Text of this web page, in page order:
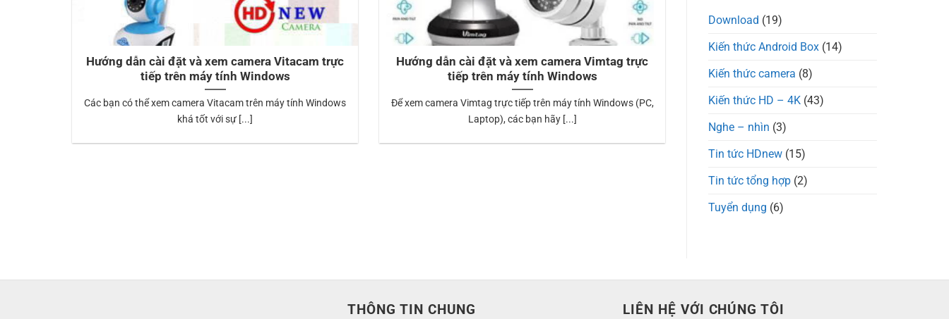
Hướng dẫn cài đặt và xem camera Vitacam trực
tiếp trên máy tính Windows
Các bạn có thể xem camera Vitacam trên máy tính Windows
khá tốt với sự [...]
Hướng dẫn cài đặt và xem camera Vimtag trực
tiếp trên máy tính Windows
Để xem camera Vimtag trực tiếp trên máy tính Windows (PC,
Laptop), các bạn hãy [...]
Download (19)
Kiến thức Android Box (14)
Kiến thức camera (8)
Kiến thức HD – 4K (43)
Nghe – nhìn (3)
Tin tức HDnew (15)
Tin tức tổng hợp (2)
Tuyển dụng (6)
THÔNG TIN CHUNG LIÊN HỆ VỚI CHÚNG TÔI